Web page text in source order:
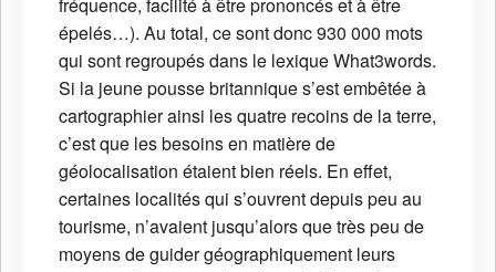
fréquence, facilité à être prononcés et à être
épelés…). Au total, ce sont donc 930 000 mots
qui sont regroupés dans le lexique What3words.
Si la jeune pousse britannique s’est embêtée à
cartographier ainsi les quatre recoins de la terre,
c’est que les besoins en matière de
géolocalisation étaient bien réels. En effet,
certaines localités qui s’ouvrent depuis peu au
tourisme, n’avaient jusqu’alors que très peu de
moyens de guider géographiquement leurs